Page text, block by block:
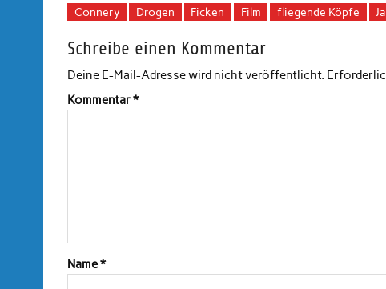
Connery Drogen Ficken Film fliegende Köpfe
Schreibe einen Kommentar
Deine E-Mail-Adresse wird nicht veröffentlicht.
Kommentar*
Name*